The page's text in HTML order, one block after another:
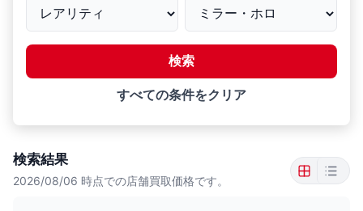
検索
すべての条件をクリア
検索結果
2026/08/06 時点での店舗買取価格です。